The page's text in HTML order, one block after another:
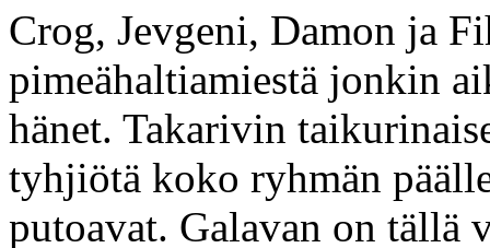
Crog, Jevgeni, Damon ja
pimeähaltiamiestä jonkin
hänet. Takarivin
tyhjiötä koko ryhmän
putoavat. Galavan on tällä